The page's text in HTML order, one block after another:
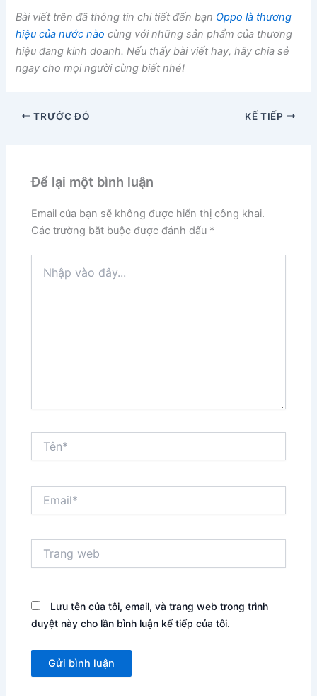
Bài viết trên đã thông tin chi tiết đến bạn Oppo là thương
hiệu của nước nào cùng với những sản phẩm của thương
hiệu đang kinh doanh. Nếu thấy bài viết hay, hãy chia sẻ
ngay cho mọi người cùng biết nhé!
TRƯỚC ĐÓ KẾ TIẾP
Để lại một bình luận
Email của bạn sẽ không được hiển thị công khai.
Các trường bắt buộc được đánh dấu *
vào
web
Lưu tên của tôi, email, và trang web trong trình
duyệt này cho lần bình luận kế tiếp của tôi.